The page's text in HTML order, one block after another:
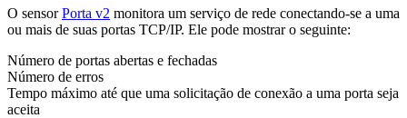
O sensorPorta v2 monitora um serviço de rede conectando-se a uma
ou mais de suas portas TCP/IP. Ele pode mostrar o seguinte:
Número de portas abertas e fechadas
Número de erros
Tempo máximo até que uma solicitação de conexão a uma porta seja
aceita